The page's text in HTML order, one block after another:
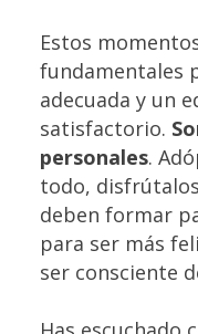
Estos
fundamentales
adecuada y un
satisfactorio.
personales.
todo,
deben formar
para ser más
ser consciente